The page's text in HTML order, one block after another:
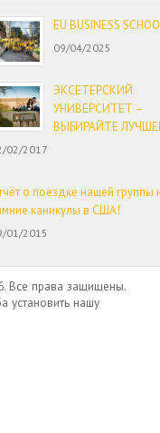
EU BUSINESS
09/04/2025
ЭКСЕТЕРСКИЙ
УНИВЕРСИТЕТ –
ВЫБИРАЙТЕ
02/2017
о поездке нашей группы
каникулы в США!
01/2015
Все права защищены.
установить нашу